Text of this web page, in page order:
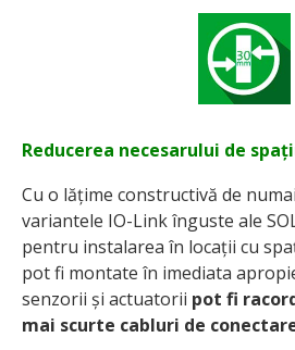
Reducerea necesarului de
Cu o lățime constructivă de
variantele IO-Link înguste ale
pentru instalarea în locații cu
pot fi montate în imediata
senzorii și actuatorii pot fi
mai scurte cabluri de